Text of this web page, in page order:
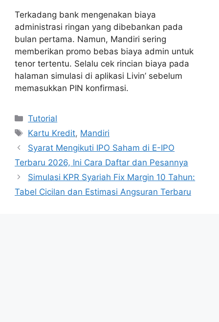
Terkadang bank mengenakan biaya
administrasi ringan yang dibebankan pada
bulan pertama. Namun, Mandiri sering
memberikan promo bebas biaya admin untuk
tenor tertentu. Selalu cek rincian biaya pada
halaman simulasi di aplikasi Livin’ sebelum
memasukkan PIN konfirmasi.
Categories
Tutorial
Tags
Kartu Kredit, Mandiri
Syarat Mengikuti IPO Saham di E-IPO
Terbaru 2026, Ini Cara Daftar dan Pesannya
Simulasi KPR Syariah Fix Margin 10 Tahun:
Tabel Cicilan dan Estimasi Angsuran Terbaru